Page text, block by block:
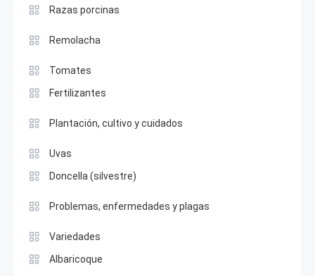
Razas porcinas
Remolacha
Tomates
Fertilizantes
Plantación, cultivo y cuidados
Uvas
Doncella (silvestre)
Problemas, enfermedades y plagas
Variedades
Albaricoque